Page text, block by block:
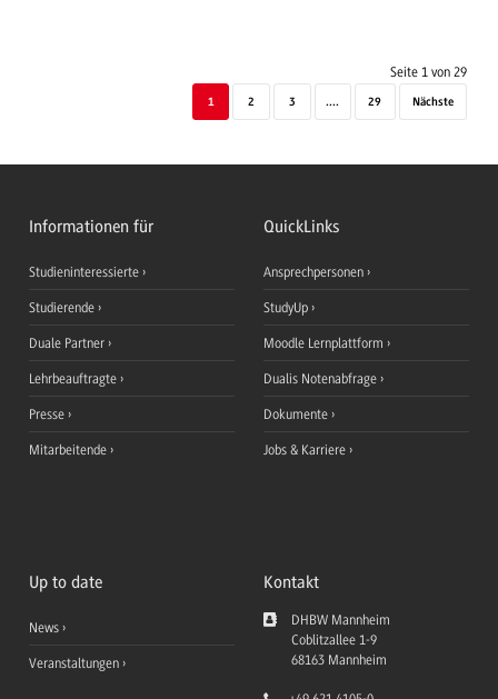
Seite 1 von 29
1 2 3 .... 29 Nächste
Informationen für
Studieninteressierte
Studierende
Duale Partner
Lehrbeauftragte
Presse
Mitarbeitende
QuickLinks
Ansprechpersonen
StudyUp
Moodle Lernplattform
Dualis Notenabfrage
Dokumente
Jobs & Karriere
Up to date
News
Veranstaltungen
Kontakt
DHBW Mannheim
Coblitzallee 1-9
68163 Mannheim